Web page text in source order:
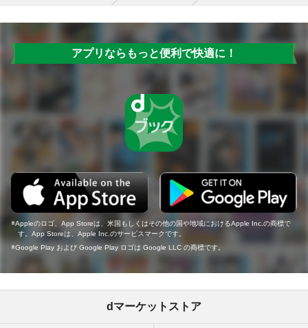
アプリならもっと便利で快適に！
Appleのロゴ、App Storeは、米国もしくはその他の国や地域におけるApple Inc.の商標で
す。App Storeは、Apple Inc.のサービスマークです。
Google Play および Google Play ロゴは Google LLC の商標です。
dマーケットストア